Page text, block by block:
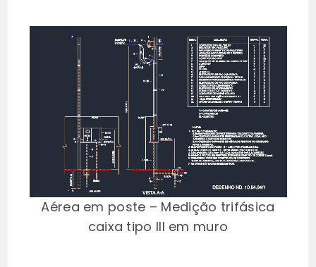
Aérea em poste – Medição trifásica
caixa tipo III em muro